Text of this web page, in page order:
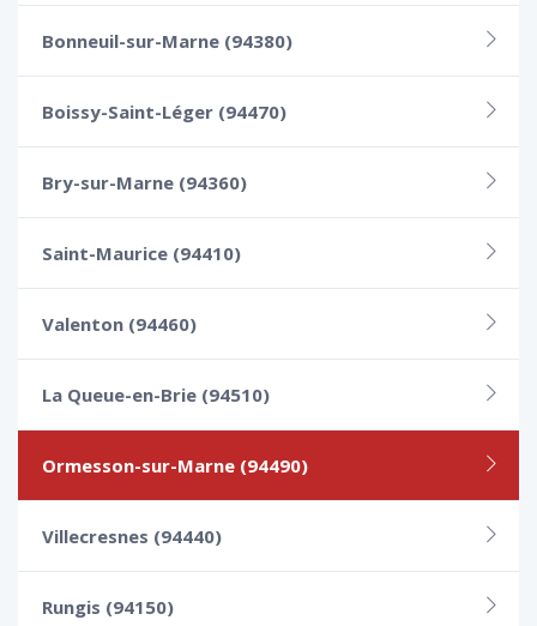
Bonneuil-sur-Marne (94380)
Boissy-Saint-Léger (94470)
Bry-sur-Marne (94360)
Saint-Maurice (94410)
Valenton (94460)
La Queue-en-Brie (94510)
Ormesson-sur-Marne (94490)
Villecresnes (94440)
Rungis (94150)